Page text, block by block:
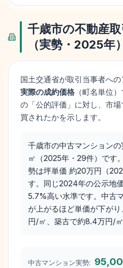
千歳市の不動産
（実勢・ 2025年）
国土交通省が取引当事者へ
実際の成約価格 （町名単位
の「公的評価」に対し、市
買されたかを示します。
千歳市の中古マンション
㎡（2025年・29件）です
勢は坪単価 約20万円（
す。同じ2024年の公示地
5.7%高い水準です。中古
が上がるほど単価が下が
円/㎡、築古で約8.4万円/㎡
中古マンション実勢: